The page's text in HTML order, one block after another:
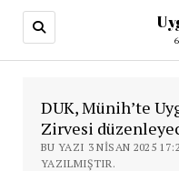
DUK, Münih’te
Zirvesi
BU YAZI 3 NISAN 2025
YAZILMIŞTIR.